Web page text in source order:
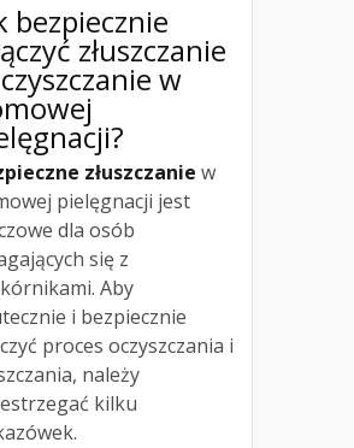
bezpiecznie
złuszczanie
w
złuszczanie w
pielęgnacji jest
dla osób
się z
Aby
i bezpiecznie
proces oczyszczania i
należy
kilku